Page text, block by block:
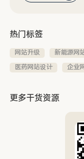
热门标签
网站升级 新能源网
医药网站设计
企业
更多干货资源